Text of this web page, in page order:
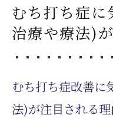
ンスの変化を
従来療法と
や療法)体験談
遠隔施術(天啓気
むち打ち症に
治療や療法)
むち打ち症改善に
法)が注目される